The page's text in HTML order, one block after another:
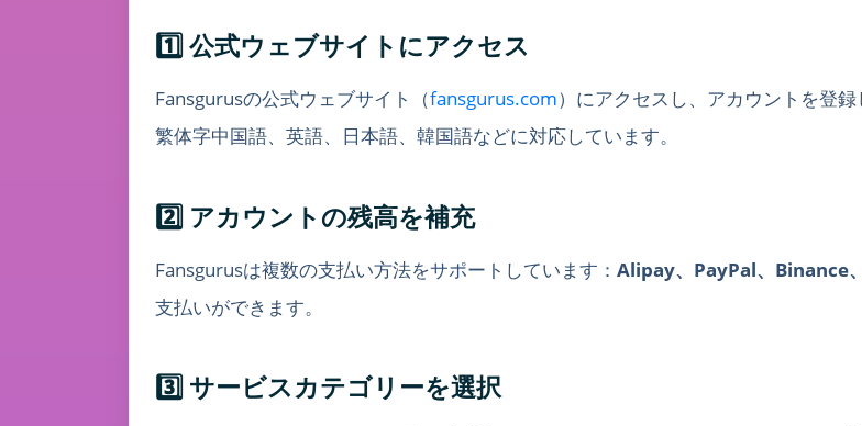
1️⃣ 公式ウェブサイトにアクセス
Fansgurusの公式ウェブサイト（fansgurus.com）にアクセスし、アカウントを登
繁体字中国語、英語、日本語、韓国語などに対応しています。
2️⃣ アカウントの残高を補充
Fansgurusは複数の支払い方法をサポートしています： Alipay、PayPal、Binance
支払いができます。
3️⃣ サービスカテゴリーを選択